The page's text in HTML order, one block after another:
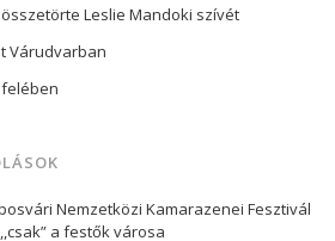
Leslie Mandoki szívét
Várudvarban
Nemzetközi Kamarazenei Fesztivál
a festők városa